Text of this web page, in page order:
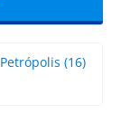
Petrópolis (16)